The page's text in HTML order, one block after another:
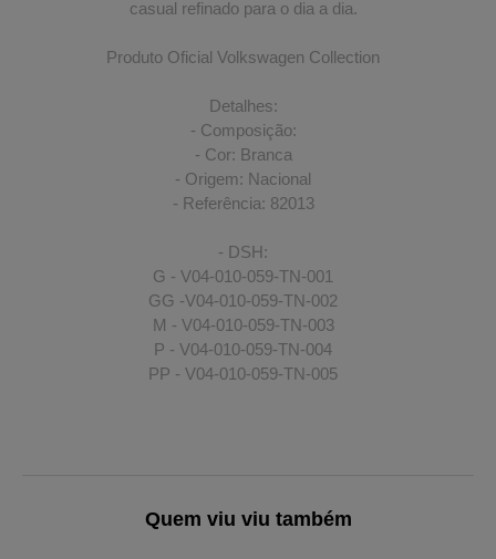
casual refinado para o dia a dia.
Produto Oficial Volkswagen Collection
Detalhes:
- Composição:
- Cor: Branca
- Origem: Nacional
- Referência: 82013
- DSH:
G - V04-010-059-TN-001
GG -V04-010-059-TN-002
M - V04-010-059-TN-003
P - V04-010-059-TN-004
PP - V04-010-059-TN-005
Quem viu viu também